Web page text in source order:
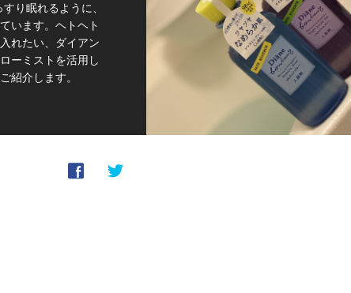
り眠れるように、
います。ヘトヘト
れたい、ダイアン
ーミストを活用し
紹介します。